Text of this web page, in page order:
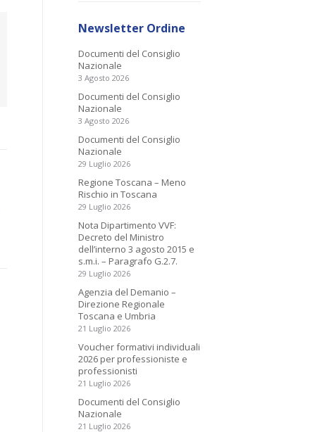
Newsletter Ordine
Documenti del Consiglio
Nazionale
3 Agosto 2026
Documenti del Consiglio
Nazionale
3 Agosto 2026
Documenti del Consiglio
Nazionale
29 Luglio 2026
Regione Toscana – Meno
Rischio in Toscana
29 Luglio 2026
Nota Dipartimento VVF:
Decreto del Ministro
dell’interno 3 agosto 2015 e
s.m.i. – Paragrafo G.2.7.
29 Luglio 2026
Agenzia del Demanio –
Direzione Regionale
Toscana e Umbria
21 Luglio 2026
Voucher formativi individuali
2026 per professioniste e
professionisti
21 Luglio 2026
Documenti del Consiglio
Nazionale
21 Luglio 2026